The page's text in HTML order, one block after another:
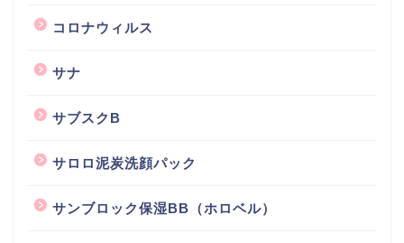
コロナウィルス
サナ
サブスクB
サロロ泥炭洗顔パック
サンブロック保湿BB（ホロベル）